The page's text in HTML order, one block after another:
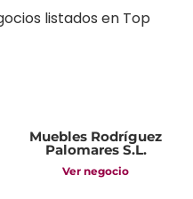
listados en Top
Muebles Rodríguez
Palomares S.L.
Ver negocio